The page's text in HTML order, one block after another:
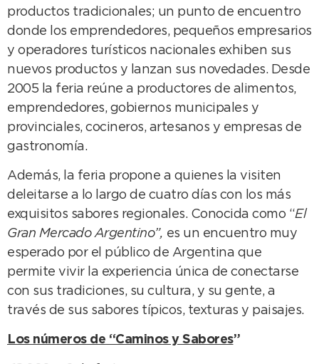
productos tradicionales; un punto de encuentro
donde los emprendedores, pequeños empresarios
y operadores turísticos nacionales exhiben sus
nuevos productos y lanzan sus novedades. Desde
2005 la feria reúne a productores de alimentos,
emprendedores, gobiernos municipales y
provinciales, cocineros, artesanos y empresas de
gastronomía.
Además, la feria propone a quienes la visiten
deleitarse a lo largo de cuatro días con los más
exquisitos sabores regionales. Conocida como “El
Gran Mercado Argentino”, es un encuentro muy
esperado por el público de Argentina que
permite vivir la experiencia única de conectarse
con sus tradiciones, su cultura, y su gente, a
través de sus sabores típicos, texturas y paisajes.
Los números de “Caminos y Sabores”